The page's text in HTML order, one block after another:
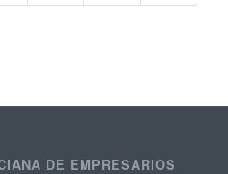
DE EMPRESARIOS